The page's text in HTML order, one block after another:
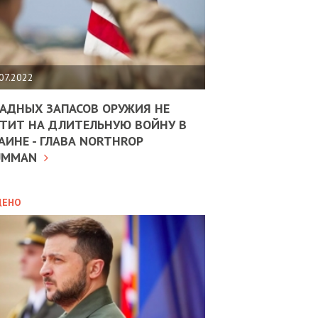
ЗАПАСОВ ОРУЖИЯ НЕ
НА ДЛИТЕЛЬНУЮ ВОЙНУ В
- ГЛАВА NORTHROP
10.02.2025